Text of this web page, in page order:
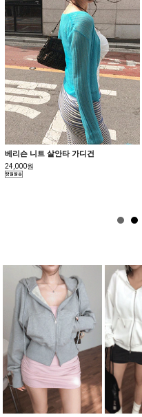
베리슨 니트 살안타 가디건
24,000원